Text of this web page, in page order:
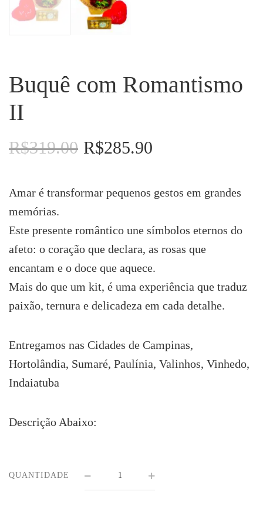
Buquê com Romantismo
II
R$319.00 O
era:
R$285.90
é:
Amar é transformar pequenos gestos em grandes
memórias.
Este presente romântico une símbolos eternos do
afeto: o coração que declara, as rosas que
encantam e o doce que aquece.
Mais do que um kit, é uma experiência que traduz
paixão, ternura e delicadeza em cada detalhe.
Entregamos nas Cidades de Campinas,
Hortolândia, Sumaré, Paulínia, Valinhos, Vinhedo,
Indaiatuba
Descrição Abaixo:
QUANTIDADE